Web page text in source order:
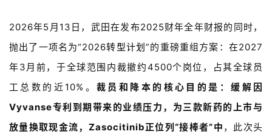
2026年5 月 13 日，武田在发布2025财年全年财报的同时，
抛出了一项名为“2026转型计划”的重磅重组方案：在2027
年3月前，于全球范围内裁撤约4500个岗位，占其全球员
工总数的近 10% 。裁员和降本的核心目的是：缓解因
Vyvanse专利到期带来的业绩压力，为三款新药的上市与
放量换取现金流， Zasocitinib正位列“接棒者”中 ，此次头